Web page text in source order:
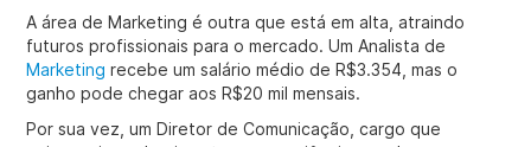
A área de Marketing é outra que está em alta, atraindo
futuros profissionais para o mercado. Um Analista de
Marketing recebe um salário médio de R$3.354, mas o
ganho pode chegar aos R$20 mil mensais.
Por sua vez, um Diretor de Comunicação, cargo que